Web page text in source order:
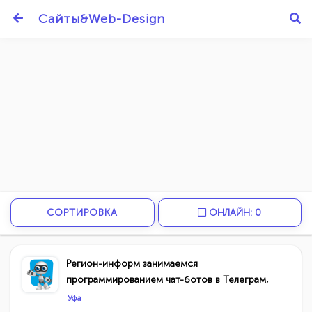
Сайты&Web-Design
СОРТИРОВКА ОНЛАЙН: 0
Регион-информ занимаемся
программированием чат-ботов в Телеграм,
Уфа